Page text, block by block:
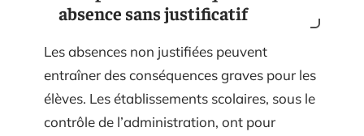
absence sans justificatif
Les absences non justifiées peuvent
entraîner des conséquences graves pour les
élèves. Les établissements scolaires, sous le
contrôle de l’administration, ont pour